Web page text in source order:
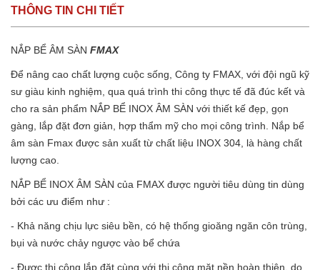
THÔNG TIN CHI TIẾT
NẮP BỂ ÂM SÀN FMAX
Để nâng cao chất lượng cuộc sống, Công ty FMAX, với đội ngũ kỹ
sư giàu kinh nghiệm, qua quá trình thi công thực tế đã đúc kết và
cho ra sản phẩm NẮP BỂ INOX ÂM SÀN với thiết kế đẹp, gọn
gàng, lắp đặt đơn giản, hợp thẩm mỹ cho mọi công trình. Nắp bể
âm sàn Fmax được sản xuất từ chất liệu INOX 304, là hàng chất
lượng cao.
NẮP BỂ INOX ÂM SÀN của FMAX được người tiêu dùng tin dùng
bởi các ưu điểm như :
- Khả năng chịu lực siêu bền, có hệ thống gioăng ngăn côn trùng,
bụi và nước chảy ngược vào bể chứa
- Được thi công lắp đặt cùng với thi công mặt nền hoàn thiện, do